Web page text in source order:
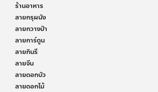
ร้านอาหาร
ลายกรุผนัง
ลายกวางป่า
ลายการ์ตูน
ลายกินรี
ลายจีน
ลายดอกบัว
ลายดอกไม้